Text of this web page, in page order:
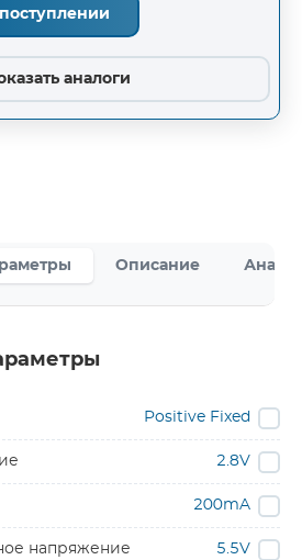
аналоги
Описание
Positive Fixed
2.8V
200mA
напряжение 5.5V